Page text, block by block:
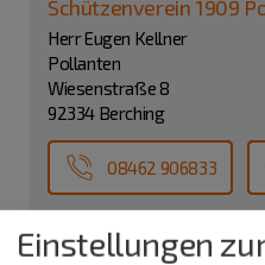
Schützenverein 1909
Herr Eugen Kellner
Pollanten
Wiesenstraße 8
92334 Berching
08462 906833
Einstellungen